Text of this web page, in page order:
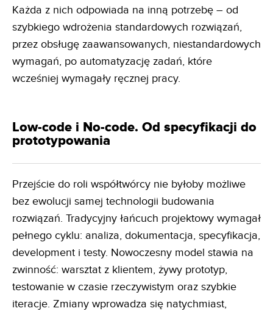
Każda z nich odpowiada na inną potrzebę – od
szybkiego wdrożenia standardowych rozwiązań,
przez obsługę zaawansowanych, niestandardowych
wymagań, po automatyzację zadań, które
wcześniej wymagały ręcznej pracy.
Low-code i No-code. Od specyfikacji do
prototypowania
Przejście do roli współtwórcy nie byłoby możliwe
bez ewolucji samej technologii budowania
rozwiązań. Tradycyjny łańcuch projektowy wymagał
pełnego cyklu: analiza, dokumentacja, specyfikacja,
development i testy. Nowoczesny model stawia na
zwinność: warsztat z klientem, żywy prototyp,
testowanie w czasie rzeczywistym oraz szybkie
iteracje. Zmiany wprowadza się natychmiast,